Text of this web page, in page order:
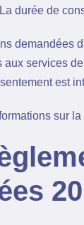
durée de
demandées
aux services
est
sur